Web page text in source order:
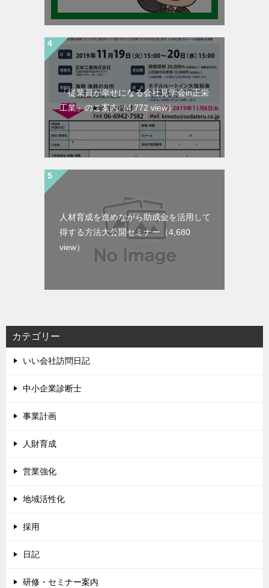
「従業員が幸せになる会社見学会in正栄
工業」のご案内（4,772 view）
人材育成を進めながら助成金を活用して
得する方法大公開セミナー （4,680
view）
カテゴリー
いい会社訪問日記
中小企業診断士
事業計画
人財育成
営業強化
地域活性化
採用
日記
研修・セミナー案内